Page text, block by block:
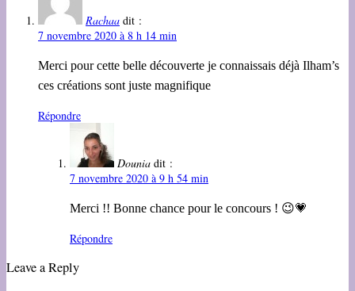
Rachaa dit :
7 novembre 2020 à 8 h 14 min
Merci pour cette belle découverte je connaissais déjà Ilham’s
ces créations sont juste magnifique
Répondre
Dounia dit :
7 novembre 2020 à 9 h 54 min
Merci !! Bonne chance pour le concours ! 😉💗
Répondre
Leave a Reply